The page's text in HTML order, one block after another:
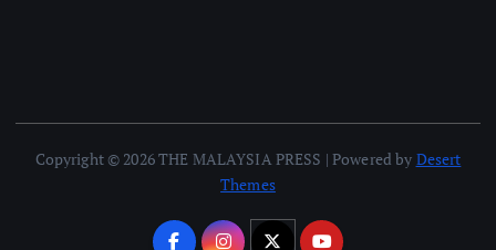
Copyright © 2026 THE MALAYSIA PRESS | Powered by Desert
Themes